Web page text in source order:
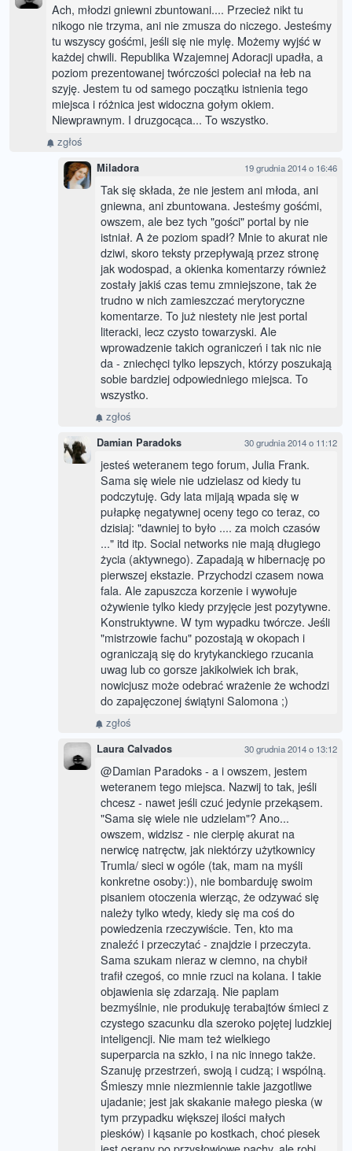
Ach, młodzi gniewni zbuntowani.... Przecież nikt tu
nikogo nie trzyma, ani nie zmusza do niczego. Jesteśmy
tu wszyscy gośćmi, jeśli się nie mylę. Możemy wyjść w
każdej chwili. Republika Wzajemnej Adoracji upadła, a
poziom prezentowanej twórczości poleciał na łeb na
szyję. Jestem tu od samego początku istnienia tego
miejsca i różnica jest widoczna gołym okiem.
Niewprawnym. I druzgocąca... To wszystko.
zgłoś
Miladora 19 grudnia 2014 o 16:46
Tak się składa, że nie jestem ani młoda, ani
gniewna, ani zbuntowana. Jesteśmy gośćmi,
owszem, ale bez tych "gości" portal by nie
istniał. A że poziom spadł? Mnie to akurat nie
dziwi, skoro teksty przepływają przez stronę
jak wodospad, a okienka komentarzy również
zostały jakiś czas temu zmniejszone, tak że
trudno w nich zamieszczać merytoryczne
komentarze. To już niestety nie jest portal
literacki, lecz czysto towarzyski. Ale
wprowadzenie takich ograniczeń i tak nic nie
da - zniechęci tylko lepszych, którzy poszukają
sobie bardziej odpowiedniego miejsca. To
wszystko.
zgłoś
Damian Paradoks 30 grudnia 2014 o 11:12
jesteś weteranem tego forum, Julia Frank.
Sama się wiele nie udzielasz od kiedy tu
podczytuję. Gdy lata mijają wpada się w
pułapkę negatywnej oceny tego co teraz, co
dzisiaj: "dawniej to było .... za moich czasów
..." itd itp. Social networks nie mają długiego
życia (aktywnego). Zapadają w hibernację po
pierwszej ekstazie. Przychodzi czasem nowa
fala. Ale zapuszcza korzenie i wywołuje
ożywienie tylko kiedy przyjęcie jest pozytywne.
Konstruktywne. W tym wypadku twórcze. Jeśli
"mistrzowie fachu" pozostają w okopach i
ograniczają się do krytykanckiego rzucania
uwag lub co gorsze jakikolwiek ich brak,
nowicjusz może odebrać wrażenie że wchodzi
do zapajęczonej świątyni Salomona ;)
zgłoś
Laura Calvados 30 grudnia 2014 o 13:12
@Damian Paradoks - a i owszem, jestem
weteranem tego miejsca. Nazwij to tak, jeśli
chcesz - nawet jeśli czuć jedynie przekąsem.
"Sama się wiele nie udzielam"? Ano...
owszem, widzisz - nie cierpię akurat na
nerwicę natręctw, jak niektórzy użytkownicy
Trumla/ sieci w ogóle (tak, mam na myśli
konkretne osoby:)), nie bombarduję swoim
pisaniem otoczenia wierząc, że odzywać się
należy tylko wtedy, kiedy się ma coś do
powiedzenia rzeczywiście. Ten, kto ma
znaleźć i przeczytać - znajdzie i przeczyta.
Sama szukam nieraz w ciemno, na chybił
trafił czegoś, co mnie rzuci na kolana. I takie
objawienia się zdarzają. Nie paplam
bezmyślnie, nie produkuję terabajtów śmieci z
czystego szacunku dla szeroko pojętej ludzkiej
inteligencji. Nie mam też wielkiego
superparcia na szkło, i na nic innego także.
Szanuję przestrzeń, swoją i cudzą; i wspólną.
Śmieszy mnie niezmiennie takie jazgotliwe
ujadanie; jest jak skakanie małego pieska (w
tym przypadku większej ilości małych
piesków) i kąsanie po kostkach, choć piesek